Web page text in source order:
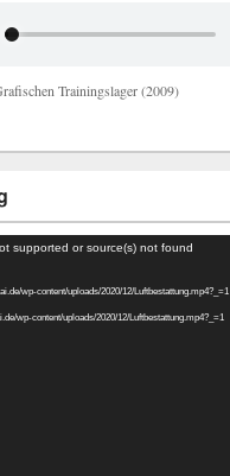
Trainingslager (2009)
supported or source(s) not found
wp-content/uploads/2020/12/Luftbestattung.mp4?_=1
wp-content/uploads/2020/12/Luftbestattung.mp4?_=1